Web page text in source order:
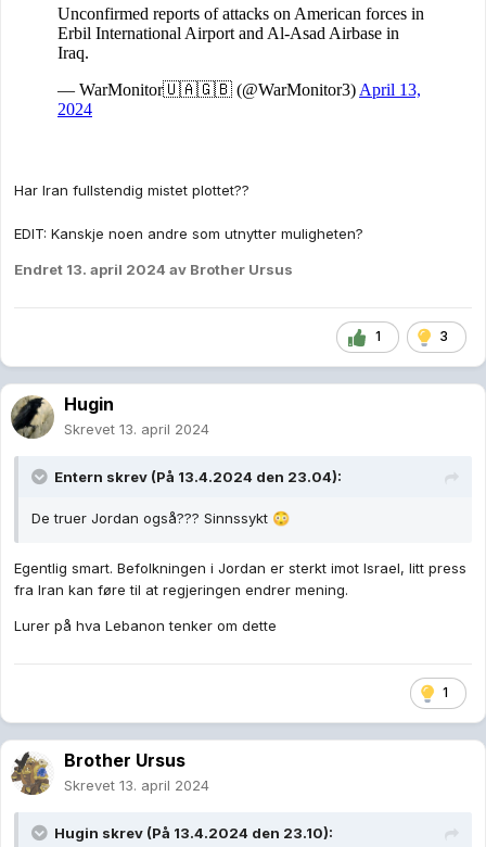
diplomatic premises in Damascus. The matter can be deemed
concluded. However, should the Israeli regime make another
mistake, Iran’s response will be considerably more severe. It is
a conflict between Iran and the rogue Israeli regime, from
which the U.S. MUST STAY AWAY!"
Har Iran fullstendig mistet plottet??
EDIT: Kanskje noen andre som utnytter muligheten?
Endret 13. april 2024 av Brother Ursus
1 3
Hugin
Skrevet 13. april 2024
Entern skrev (På 13.4.2024 den 23.04):
De truer Jordan også??? Sinnssykt 😳
Egentlig smart. Befolkningen i Jordan er sterkt imot Israel, litt press
fra Iran kan føre til at regjeringen endrer mening.
Lurer på hva Lebanon tenker om dette
1
Brother Ursus
Skrevet 13. april 2024
Hugin skrev (På 13.4.2024 den 23.10):